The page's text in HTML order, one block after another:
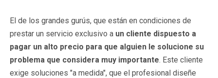
El de los grandes gurús, que están en condiciones de
prestar un servicio exclusivo a un cliente dispuesto a
pagar un alto precio para que alguien le solucione su
problema que considera muy importante. Este cliente
exige soluciones "a medida", que el profesional diseñe